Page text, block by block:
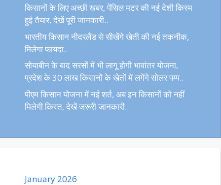
किसानों के लिए अच्छी खबर, पेंसिल मटर की नई देशी किस्म
हुई तैयार, देखें पूरी जानकारी..
भारतीय किसान नीदरलैंड से सीखेंगे खेती की नई तकनीक,
मिलेगा फायदा..
सोयाबीन के बाद सरसों में भी लागू होगी भावांतर योजना,
प्रदेश के 30 लाख किसानों के खेतों में लगेंगे सोलर पम्प..
पीएम किसान योजना में नई शर्त, अब इन किसानों को नहीं
मिलेगी किस्त, देखें जरूरी जानकारी..
January 2026